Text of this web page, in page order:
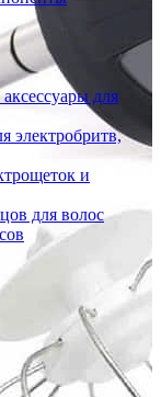
для
электробритв,
и
для волос